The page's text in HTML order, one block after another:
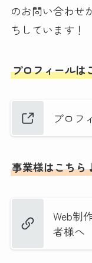
のお問い合わせ
ちしています！
プロフィール
プロフ
事業様はこち
Web制
者様へ